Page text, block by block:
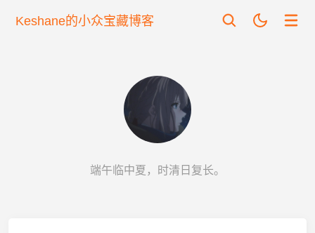
Keshane的小众宝藏博客
端午临中夏，时清日复长。